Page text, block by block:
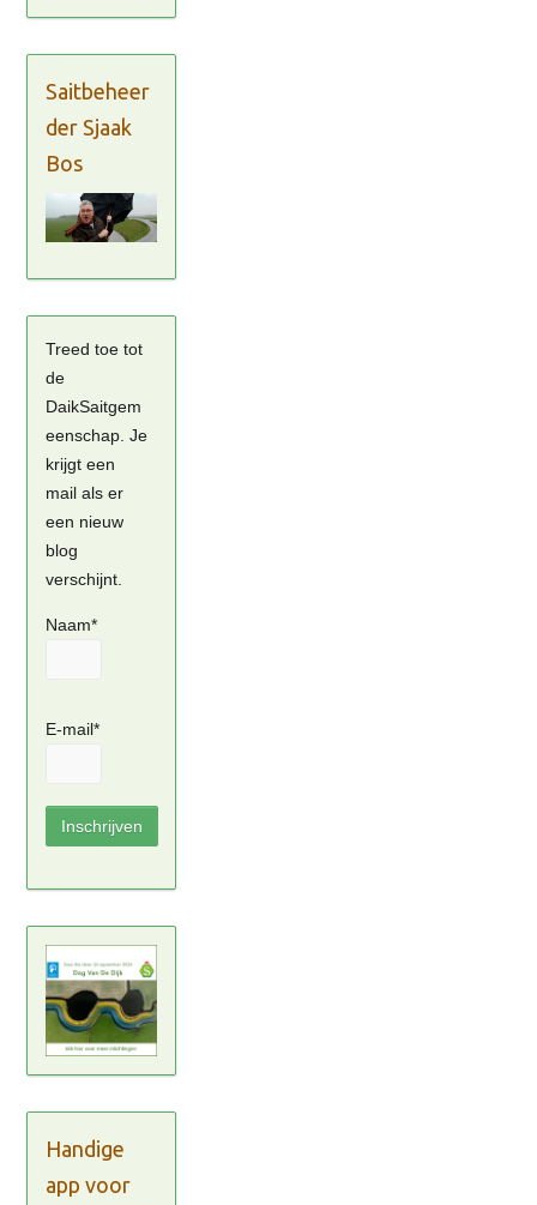
Saitbeheer
der Sjaak
Bos
Treed toe tot
de
DaikSaitgem
eenschap. Je
krijgt een
mail als er
een nieuw
blog
verschijnt.
Naam*
E-mail*
Handige
app voor